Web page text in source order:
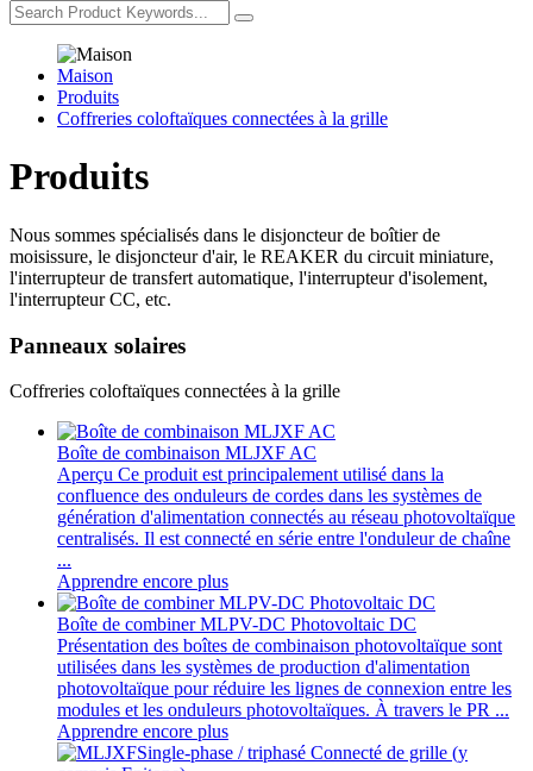
Maison
Produits
Coffreries coloftaïques connectées à la grille
Produits
Nous sommes spécialisés dans le disjoncteur de boîtier de
moisissure, le disjoncteur d'air, le REAKER du circuit miniature,
l'interrupteur de transfert automatique, l'interrupteur d'isolement,
l'interrupteur CC, etc.
Panneaux solaires
Coffreries coloftaïques connectées à la grille
Boîte de combinaison MLJXF AC
Aperçu Ce produit est principalement utilisé dans la
confluence des onduleurs de cordes dans les systèmes de
génération d'alimentation connectés au réseau photovoltaïque
centralisés. Il est connecté en série entre l'onduleur de chaîne
...
Apprendre encore plus
Boîte de combiner MLPV-DC Photovoltaic DC
Présentation des boîtes de combinaison photovoltaïque sont
utilisées dans les systèmes de production d'alimentation
photovoltaïque pour réduire les lignes de connexion entre les
modules et les onduleurs photovoltaïques. À travers le PR ...
Apprendre encore plus